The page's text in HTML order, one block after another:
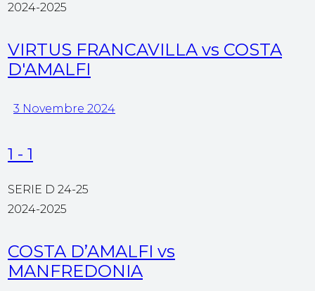
2024-2025
VIRTUS FRANCAVILLA vs COSTA
D'AMALFI
3 Novembre 2024
1 - 1
SERIE D 24-25
2024-2025
COSTA D’AMALFI vs
MANFREDONIA